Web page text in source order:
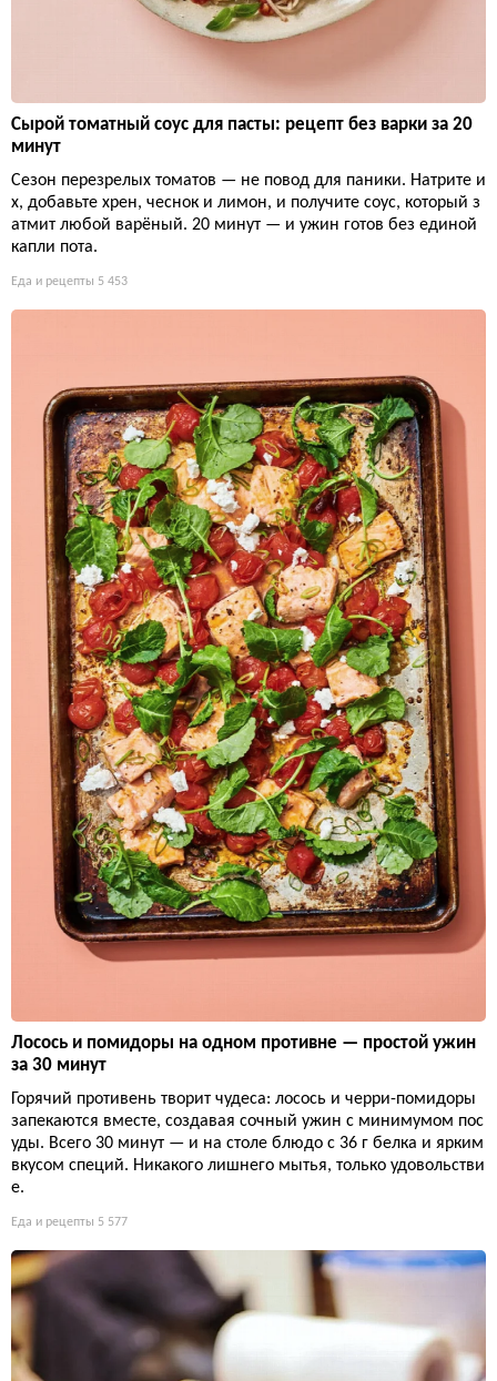
Сырой томатный соус для пасты: рецепт без варки за 20
минут
Сезон перезрелых томатов — не повод для паники. Натрите и
х, добавьте хрен, чеснок и лимон, и получите соус, который з
атмит любой варёный. 20 минут — и ужин готов без единой
капли пота.
Еда и рецепты 5 453
Лосось и помидоры на одном противне — простой ужин
за 30 минут
Горячий противень творит чудеса: лосось и черри-помидоры
запекаются вместе, создавая сочный ужин с минимумом пос
уды. Всего 30 минут — и на столе блюдо с 36 г белка и ярким
вкусом специй. Никакого лишнего мытья, только удовольстви
е.
Еда и рецепты 5 577